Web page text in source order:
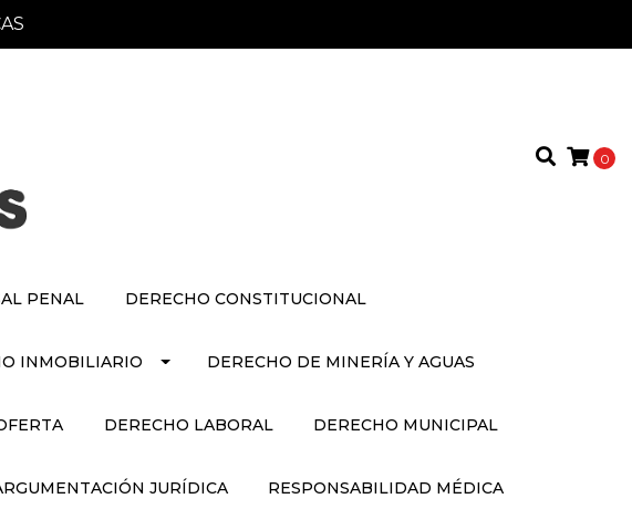
0
PENAL DERECHO CONSTITUCIONAL
INMOBILIARIO DERECHO DE MINERÍA Y AGUAS
DERECHO LABORAL DERECHO MUNICIPAL
JURÍDICA RESPONSABILIDAD MÉDICA